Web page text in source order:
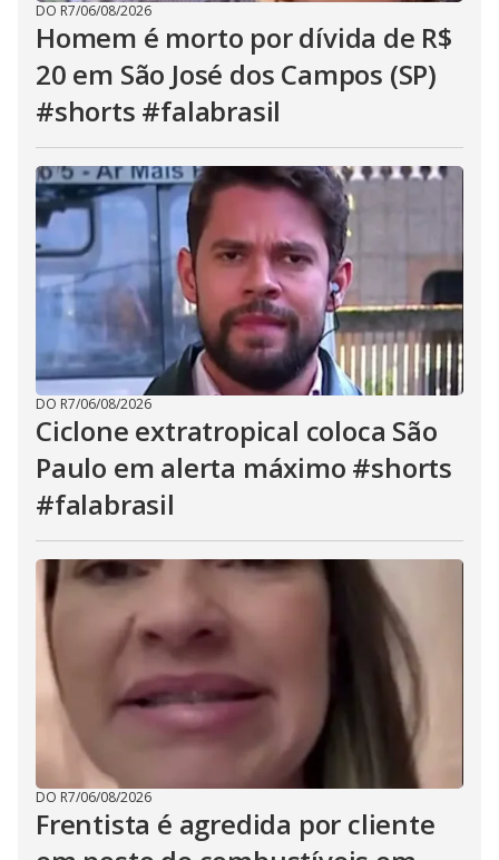
DO R7/06/08/2026
Homem é morto por dívida de R$
20 em São José dos Campos (SP)
#shorts #falabrasil
DO R7/06/08/2026
Ciclone extratropical coloca São
Paulo em alerta máximo #shorts
#falabrasil
DO R7/06/08/2026
Frentista é agredida por cliente